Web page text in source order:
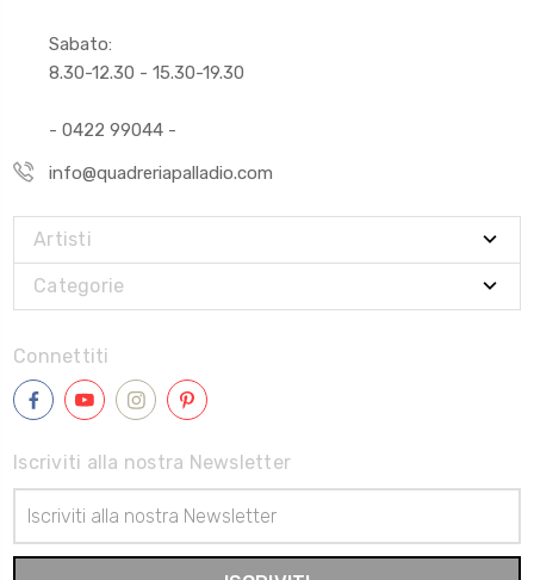
Sabato:
8.30-12.30 - 15.30-19.30
- 0422 99044 -
info@quadreriapalladio.com
Artisti
Categorie
Connettiti
Iscriviti alla nostra Newsletter
Email